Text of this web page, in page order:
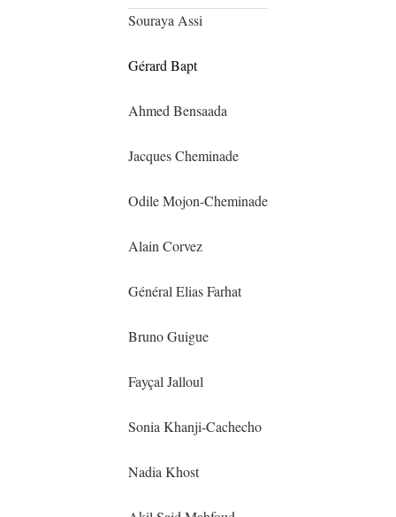
Souraya Assi
Gérard Bapt
Ahmed Bensaada
Jacques Cheminade
Odile Mojon-Cheminade
Alain Corvez
Général Elias Farhat
Bruno Guigue
Fayçal Jalloul
Sonia Khanji-Cachecho
Nadia Khost